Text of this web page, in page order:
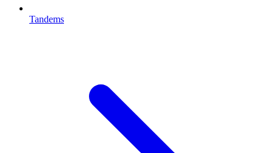
Tandems